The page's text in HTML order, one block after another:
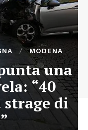
MODENA
una
“40
di